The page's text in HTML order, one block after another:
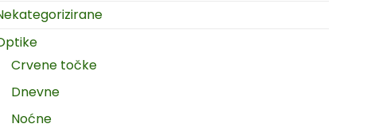
Crvene točke
Dnevne
Noćne